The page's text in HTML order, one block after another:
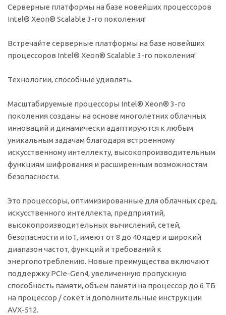
Серверные платформы на базе новейших процессоров
Intel® Xeon® Scalable 3-го поколения!
Встречайте серверные платформы на базе новейших
процессоров Intel® Xeon® Scalable 3-го поколения!
Технологии, способные удивлять.
Масштабируемые процессоры Intel® Xeon® 3-го
поколения созданы на основе многолетних облачных
инноваций и динамически адаптируются к любым
уникальным задачам благодаря встроенному
искусственному интеллекту, высокопроизводительным
функциям шифрования и расширенным возможностям
безопасности.
Это процессоры, оптимизированные для облачных сред,
искусственного интеллекта, предприятий,
высокопроизводительных вычислений, сетей,
безопасности и IoT, имеют от 8 до 40 ядер и широкий
диапазон частот, функций и требований к
энергопотреблению. Новые преимущества включают
поддержку PCIe-Gen4, увеличенную пропускную
способность памяти, объем памяти на процессор до 6 ТБ
на процессор / сокет и дополнительные инструкции
AVX-512.